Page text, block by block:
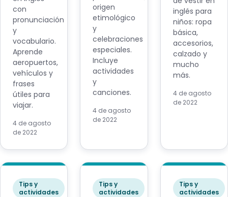
con
pronunciación
y
vocabulario.
Aprende
aeropuertos,
vehículos y
frases
útiles para
viajar.
4 de agosto
de 2022
origen
etimológico
y
celebraciones
especiales.
Incluye
actividades
y
canciones.
4 de agosto
de 2022
inglés para
niños: ropa
básica,
accesorios,
calzado y
mucho
más.
4 de agosto
de 2022
Tips y
actividades
Tips y
actividades
Tips y
actividades